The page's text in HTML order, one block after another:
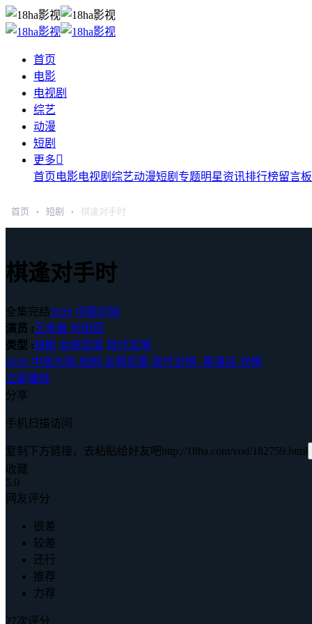
首页
电影
电视剧
综艺
动漫
短剧
更多
首页电影电视剧 综艺动漫短剧 专题明星资讯排行榜留言板
首页 › 短剧 › 棋逢对手时
棋逢对手时
全集完结2026 中国大陆
演员 :王彦鑫 何田田
类型 :短剧 女频恋爱 现代言情
2026·中国大陆·短剧 女频恋爱 现代言情 ·普通话·详情
立即播放
分享
手机扫描访问
复制下方链接，去粘贴给好友吧http://18ha.com/vod/182759.html
收藏
5.0
网友评分
很差
较差
还行
推荐
力荐
27次评分